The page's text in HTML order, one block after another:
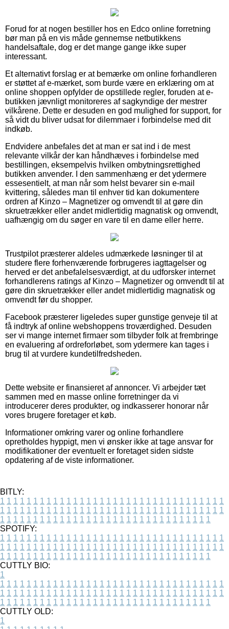
Forud for at nogen bestiller hos en Edco online forretning
bør man på en vis måde gennemse netbutikkens
handelsaftale, dog er det mange gange ikke super
interessant.
Et alternativt forslag er at bemærke om online forhandleren
er støttet af e-mærket, som burde være en erklæring om at
online shoppen opfylder de opstillede regler, foruden at e-
butikken jævnligt monitoreres af sagkyndige der mestrer
vilkårene. Dette er desuden en god mulighed for support, for
så vidt du bliver udsat for dilemmaer i forbindelse med dit
indkøb.
Endvidere anbefales det at man er sat ind i de mest
relevante vilkår der kan håndhæves i forbindelse med
bestillingen, eksempelvis hvilken ombytningsrettighed
butikken anvender. I den sammenhæng er det ydermere
essesentielt, at man når som helst bevarer sin e-mail
kvittering, således man til enhver tid kan dokumentere
ordren af Kinzo – Magnetizer og omvendt til at gøre din
skruetrækker eller andet midlertidig magnatisk og omvendt,
uafhængig om du søger en vare til en dame eller herre.
Trustpilot præsterer aldeles udmærkede løsninger til at
studere flere forhenværende forbrugeres iagttagelser og
herved er det anbefalelsesværdigt, at du udforsker internet
forhandlerens ratings af Kinzo – Magnetizer og omvendt til at
gøre din skruetrækker eller andet midlertidig magnatisk og
omvendt før du shopper.
Facebook præsterer ligeledes super gunstige genveje til at
få indtryk af online webshoppens troværdighed. Desuden
ser vi mange internet firmaer som tilbyder folk at frembringe
en evaluering af ordreforløbet, som ydermere kan tages i
brug til at vurdere kundetilfredsheden.
Dette website er finansieret af annoncer. Vi arbejder tæt
sammen med en masse online forretninger da vi
introducerer deres produkter, og indkasserer honorar når
vores brugere foretager et køb.
Informationer omkring varer og online forhandlere
opretholdes hyppigt, men vi ønsker ikke at tage ansvar for
modifikationer der eventuelt er foretaget siden sidste
opdatering af de viste informationer.
BITLY:
1 1 1 1 1 1 1 1 1 1 1 1 1 1 1 1 1 1 1 1 1 1 1 1 1 1 1 1 1 1 1 1 1 1
1 1 1 1 1 1 1 1 1 1 1 1 1 1 1 1 1 1 1 1 1 1 1 1 1 1 1 1 1 1 1 1 1 1
1 1 1 1 1 1 1 1 1 1 1 1 1 1 1 1 1 1 1 1 1 1 1 1 1 1 1 1 1 1 1 1
SPOTIFY:
1 1 1 1 1 1 1 1 1 1 1 1 1 1 1 1 1 1 1 1 1 1 1 1 1 1 1 1 1 1 1 1 1 1
1 1 1 1 1 1 1 1 1 1 1 1 1 1 1 1 1 1 1 1 1 1 1 1 1 1 1 1 1 1 1 1 1 1
1 1 1 1 1 1 1 1 1 1 1 1 1 1 1 1 1 1 1 1 1 1 1 1 1 1 1 1 1 1 1 1
CUTTLY BIO:
1
1 1 1 1 1 1 1 1 1 1 1 1 1 1 1 1 1 1 1 1 1 1 1 1 1 1 1 1 1 1 1 1 1 1
1 1 1 1 1 1 1 1 1 1 1 1 1 1 1 1 1 1 1 1 1 1 1 1 1 1 1 1 1 1 1 1 1 1
1 1 1 1 1 1 1 1 1 1 1 1 1 1 1 1 1 1 1 1 1 1 1 1 1 1 1 1 1 1 1 1
CUTTLY OLD:
1